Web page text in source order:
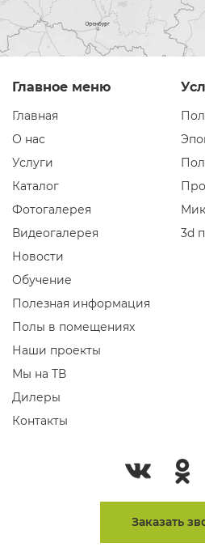
Главное меню
Главная
О нас
Услуги
Каталог
Фотогалерея
Видеогалерея
Новости
Обучение
Полезная информация
Полы в помещениях
Наши проекты
Мы на ТВ
Дилеры
Контакты
3d
Заказать